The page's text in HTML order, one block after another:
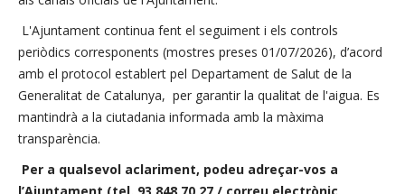
L'Ajuntament continua fent el seguiment i els controls
periòdics corresponents (mostres preses 01/07/2026), d’acord
amb el protocol establert pel Departament de Salut de la
Generalitat de Catalunya, per garantir la qualitat de l'aigua. Es
mantindrà a la ciutadania informada amb la màxima
transparència.
Per a qualsevol aclariment, podeu adreçar-vos a
l’Ajuntament (tel. 93 848 70 27 / correu electrònic